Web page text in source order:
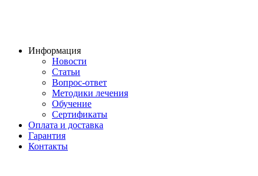
Информация
Новости
Статьи
Вопрос-ответ
Методики лечения
Обучение
Сертификаты
Оплата и доставка
Гарантия
Контакты